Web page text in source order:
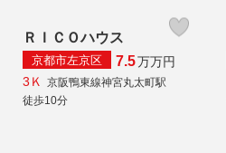
ＲＩＣＯハウス
京都市左京区 7.5万万円
3Ｋ 京阪鴨東線神宮丸太町駅
徒歩10分